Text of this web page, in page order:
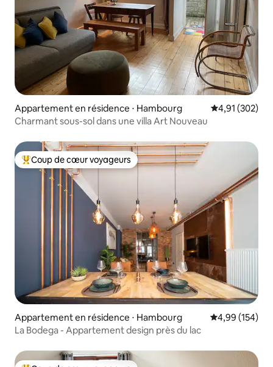
Appartement en résidence ⋅ Hambourg Évaluation
4,91 (302)
Charmant sous-sol dans une villa Art Nouveau
Coups de cœur voyageurs les plus appréciés
Coup de cœur voyageurs
Appartement en résidence ⋅ Hambourg Évaluation
4,99 (154)
La Bodega - Appartement design près du lac